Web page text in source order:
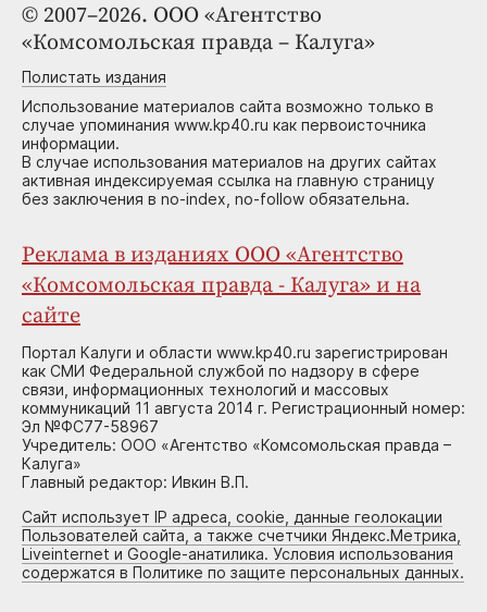
© 2007–2026. ООО «Агентство
«Комсомольская правда – Калуга»
Полистать издания
Использование материалов сайта возможно только в
случае упоминания www.kp40.ru как первоисточника
информации.
В случае использования материалов на других сайтах
активная индексируемая ссылка на главную страницу
без заключения в no-index, no-follow обязательна.
Реклама в изданиях ООО «Агентство
«Комсомольская правда - Калуга» и на
сайте
Портал Калуги и области www.kp40.ru зарегистрирован
как СМИ Федеральной службой по надзору в сфере
связи, информационных технологий и массовых
коммуникаций 11 августа 2014 г. Регистрационный номер:
Эл №ФС77-58967
Учредитель: ООО «Агентство «Комсомольская правда –
Калуга»
Главный редактор: Ивкин В.П.
Сайт использует IP адреса, cookie, данные геолокации
Пользователей сайта, а также счетчики Яндекс.Метрика,
Liveinternet и Google-анатилика. Условия использования
содержатся в Политике по защите персональных данных.